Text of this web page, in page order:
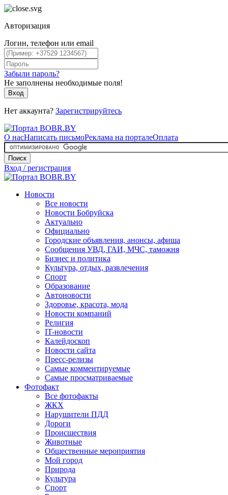
Авторизация
Логин, телефон или email
Забыли пароль?
Не заполнены необходимые поля!
Вход
Нет аккаунта? Зарегистрируйтесь
О насНаписать письмоРеклама на порталеОплата
Поиск
Вход / регистрация
Новости
Все новости
Новости Бобруйска
Актуально
Официально
Городские объявления, анонсы, афиша
Сообщения УВД, ГАИ, МЧС, таможня
Бизнес и политика
Культура, отдых, развлечения
Спорт
Образование
Автоновости
Здоровье, красота, мода
Новости компаний
Религия
IT-новости
Калейдоскоп
Новости сайта
Пресс-релизы
Самые комментируемые
Самые просматриваемые
Фотофакт
Все фотофакты
ЖКХ
Нарушители ПДД
Дороги
Происшествия
Животные
Общественные мероприятия
Мой город
Природа
Культура
Спорт